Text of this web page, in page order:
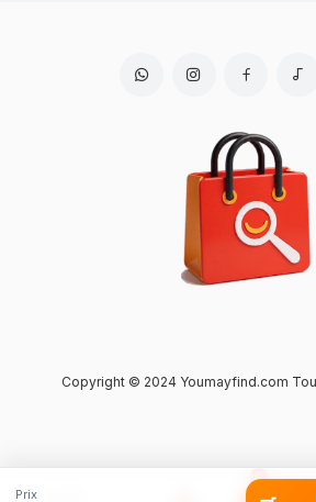
Copyright © 2024 Youmayfind.com
Wishlist
0
Prix